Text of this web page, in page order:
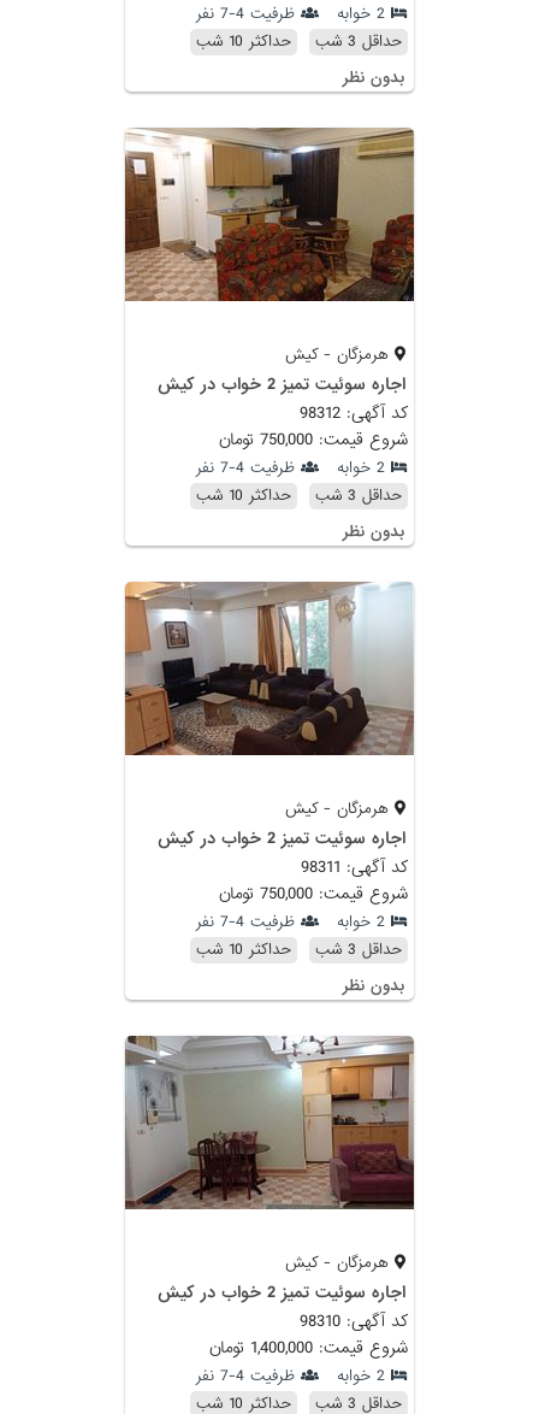
2 خوابه
ظرفیت 4-7 نفر
حداقل 3 شب
حداکثر 10 شب
بدون نظر
هرمزگان - کیش
اجاره سوئیت تمیز 2 خواب در کیش
کد آگهی: 98312
شروع قیمت: 750,000 تومان
2 خوابه
ظرفیت 4-7 نفر
حداقل 3 شب
حداکثر 10 شب
بدون نظر
هرمزگان - کیش
اجاره سوئیت تمیز 2 خواب در کیش
کد آگهی: 98311
شروع قیمت: 750,000 تومان
2 خوابه
ظرفیت 4-7 نفر
حداقل 3 شب
حداکثر 10 شب
بدون نظر
هرمزگان - کیش
اجاره سوئیت تمیز 2 خواب در کیش
کد آگهی: 98310
شروع قیمت: 1,400,000 تومان
2 خوابه
ظرفیت 4-7 نفر
حداقل 3 شب
حداکثر 10 شب